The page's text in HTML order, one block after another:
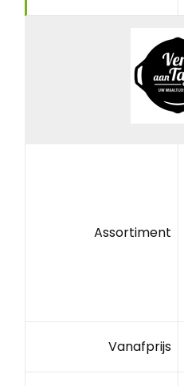
Assortiment
Vanafprijs